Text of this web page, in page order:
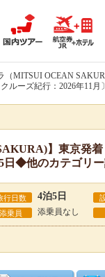
（MITSUI OCEAN
ルーズ紀行：2026年11月〕
】東京発
◆他のカテゴリ
行日数 4泊5日
添乗員 添乗員なし